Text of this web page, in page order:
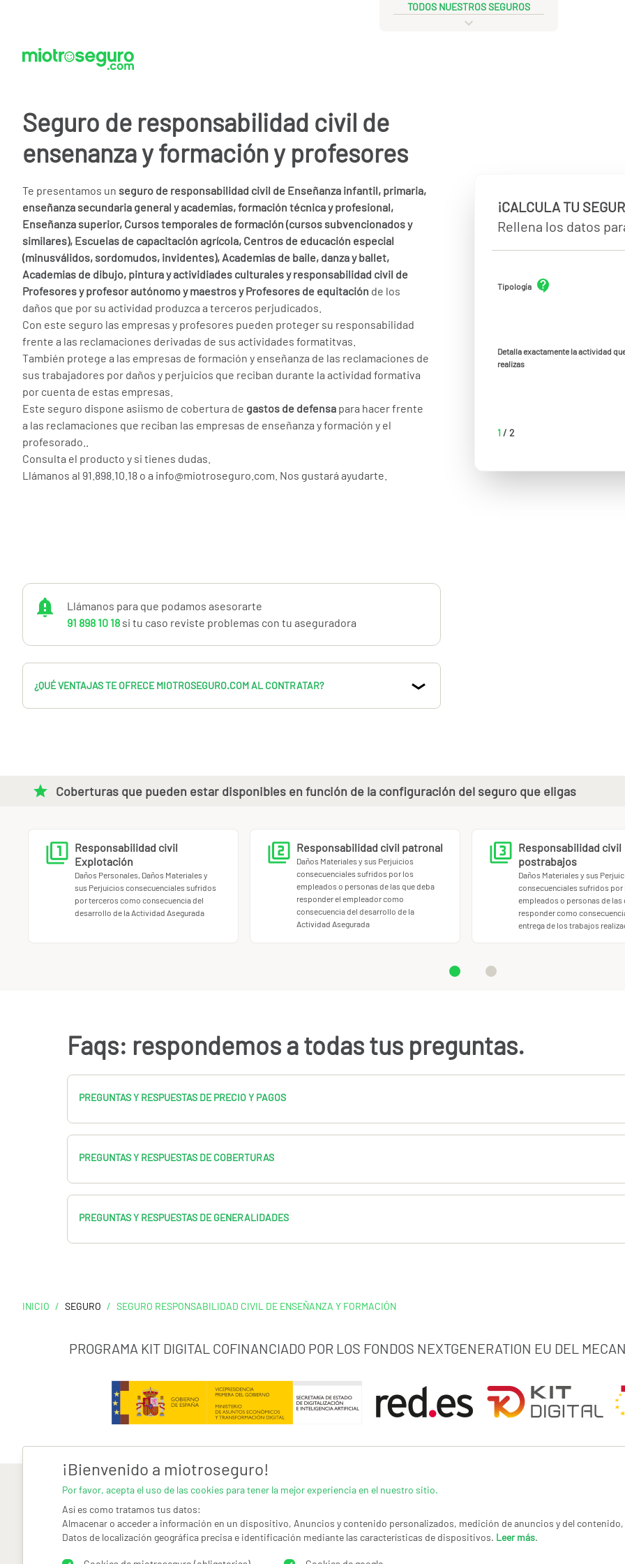
TODOS NUESTROS SEGUROS
Seguro de responsabilidad civil de
ensenanza y formación y profesores
Te presentamos un seguro de responsabilidad civil de Enseñanza infantil, primaria,
enseñanza secundaria general y academias, formación técnica y profesional,
Enseñanza superior, Cursos temporales de formación (cursos subvencionados y
similares), Escuelas de capacitación agrícola, Centros de educación especial
(minusválidos, sordomudos, invidentes), Academias de baile, danza y ballet,
Academias de dibujo, pintura y actividiades culturales y responsabilidad civil de
Profesores y profesor autónomo y maestros y Profesores de equitación de los
daños que por su actividad produzca a terceros perjudicados.
Con este seguro las empresas y profesores pueden proteger su responsabilidad
frente a las reclamaciones derivadas de sus actividades formatitvas.
También protege a las empresas de formación y enseñanza de las reclamaciones de
sus trabajadores por daños y perjuicios que reciban durante la actividad formativa
por cuenta de estas empresas.
Este seguro dispone asiismo de cobertura de gastos de defensa para hacer frente
a las reclamaciones que reciban las empresas de enseñanza y formación y el
profesorado..
Consulta el producto y si tienes dudas.
Llámanos al 91.898.10.18 o a info@miotroseguro.com. Nos gustará ayudarte.
Llámanos para que podamos asesorarte
91 898 10 18 si tu caso reviste problemas con tu aseguradora
¿QUÉ VENTAJAS TE OFRECE MIOTROSEGURO.COM AL CONTRATAR?
¡CALCULA TU
Rellena los datos
Tipología
Detalla exactamente la actividad
realizas
1/ 2
Coberturas que pueden estar disponibles en función de la configuración del seguro que eligas
Responsabilidad civil
Explotación
Daños Personales, Daños Materiales y
sus Perjuicios consecuenciales sufridos
por terceros como consecuencia del
desarrollo de la Actividad Asegurada
Responsabilidad civil patronal
Daños Materiales y sus Perjuicios
consecuenciales sufridos por los
empleados o personas de las que deba
responder el empleador como
consecuencia del desarrollo de la
Actividad Asegurada
Responsabilidad civil
postrabajos
Daños Materiales y sus
consecuenciales sufridos por
empleados o personas de las
responder como
entrega de los trabajos
Faqs: respondemos a todas tus preguntas.
PREGUNTAS Y RESPUESTAS DE PRECIO Y PAGOS
PREGUNTAS Y RESPUESTAS DE COBERTURAS
PREGUNTAS Y RESPUESTAS DE GENERALIDADES
INICIO / SEGURO / SEGURO RESPONSABILIDAD CIVIL DE ENSEÑANZA Y FORMACIÓN
PROGRAMA KIT DIGITAL COFINANCIADO POR LOS FONDOS NEXTGENERATION EU DEL
AVISO LEGAL CONDICIONES GENERALES DE USO POLÍTICA DE PRIVACIDAD |CANAL DE DENUNCIAS |COOKIES
¡Bienvenido a miotroseguro!
Por favor, acepta el uso de las cookies para tener la mejor experiencia en el nuestro sitio.
Así es como tratamos tus datos:
Almacenar o acceder a información en un dispositivo, Anuncios y contenido personalizados, medición de anuncios y del
Datos de localización geográfica precisa e identificación mediante las características de dispositivos. Leer más.